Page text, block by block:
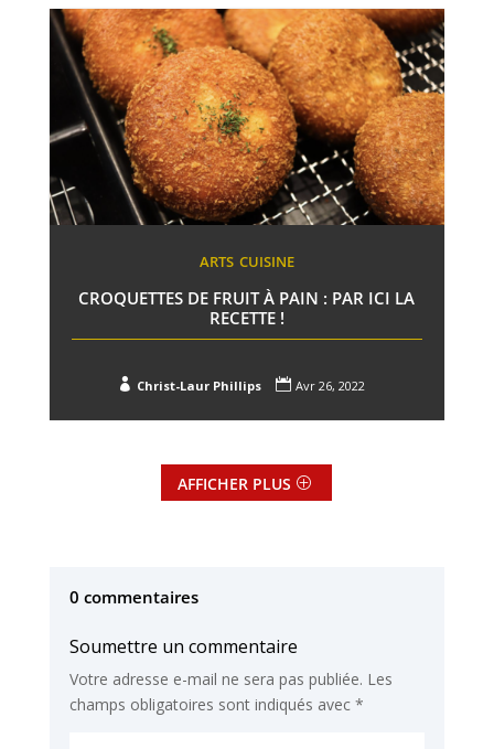
ARTS CUISINE
CROQUETTES DE FRUIT À PAIN : PAR ICI LA
RECETTE !
 Christ-Laur Phillips  Avr 26, 2022
AFFICHER PLUS
0 commentaires
Soumettre un commentaire
Votre adresse e-mail ne sera pas publiée. Les
champs obligatoires sont indiqués avec *